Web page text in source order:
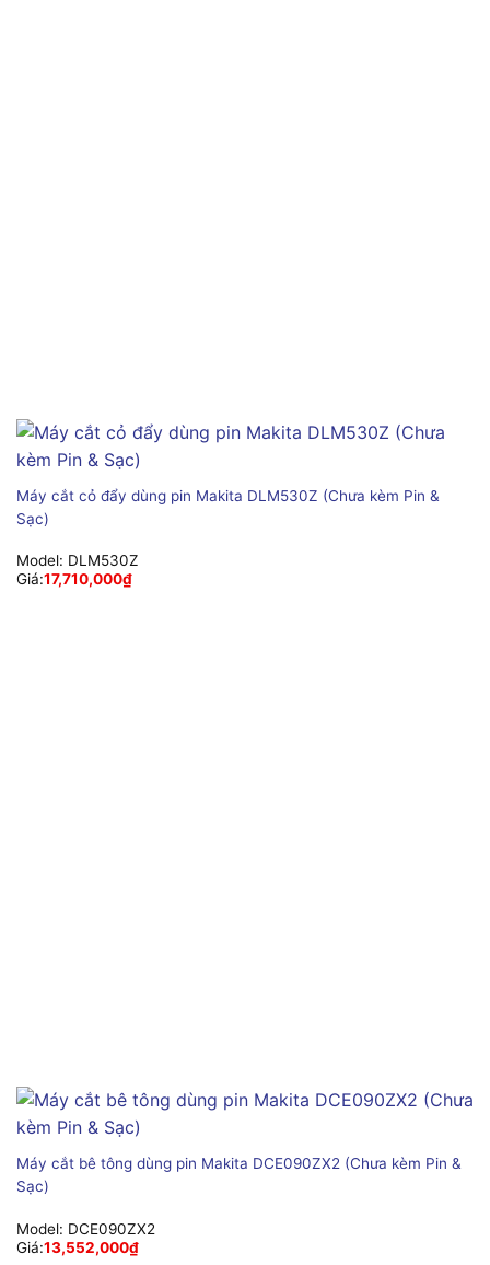
Máy cắt cỏ đẩy dùng pin Makita DLM530Z (Chưa kèm Pin &
Sạc)
Model: DLM530Z
Giá:17,710,000₫
Máy cắt bê tông dùng pin Makita DCE090ZX2 (Chưa kèm Pin &
Sạc)
Model: DCE090ZX2
Giá:13,552,000₫